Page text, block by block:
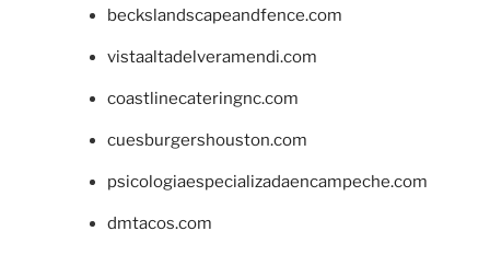
beckslandscapeandfence.com
vistaaltadelveramendi.com
coastlinecateringnc.com
cuesburgershouston.com
psicologiaespecializadaencampeche.com
dmtacos.com